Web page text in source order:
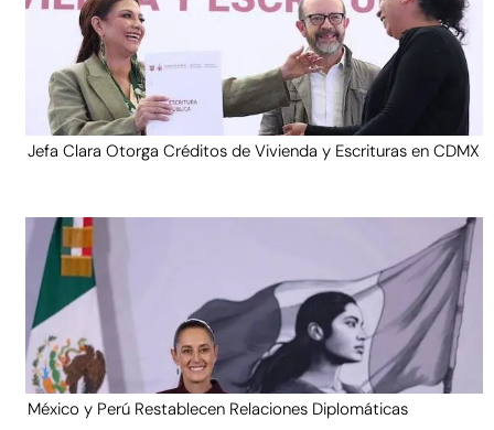
Jefa Clara Otorga Créditos de Vivienda y Escrituras en CDMX
México y Perú Restablecen Relaciones Diplomáticas